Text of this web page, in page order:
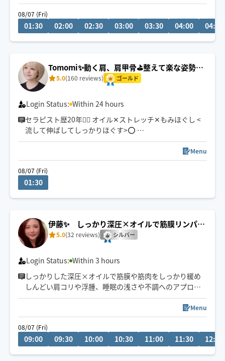
す🌱
自律神経を整え安眠へ導きます💆‍♀️💤
08/07 (Fri)
01:30 02:00 02:30 03:00 03:30 04:00 04:30
Tomomi✨動く肩、肩甲骨⛳️整えて楽な姿勢
に…🤗
5.0(160 reviews) ゴールド
Login Status: Within 24 hours
セラピスト歴20年🧚‍♀️ オイル‪‪‪✕‬ストレッチ‪‪✕‬もみほぐし <
流して伸ばしてしっかりほぐす>️⭕️
肩こり、腰痛、むくみ…凝り固まったつらい体が、ふん
わり柔らかに💆‍♀️
最高の気持ちよさをご提供いたします👍✨
可能な限り頑張ります💪
Menu
08/07 (Fri)
01:30
伊藤✨ しっかり深圧×オイルで筋膜リンパケ
ア5.0(32 reviews) シルバー
Login Status: Within 3 hours
しっかりした深圧×オイルで筋膜や筋肉をしっかり緩め
しんどい肩コリや浮腫、睡眠の浅さや不調へのアプロー
チが得意です☺️
千葉県内→車移動
都内23区→電車移動
Menu
08/07 (Fri)
09:00 09:30 10:00 10:30 11:00 11:30 12:00